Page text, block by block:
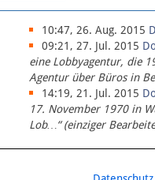
10:47, 26. Aug. 2015
09:21, 27. Jul. 2015
eine Lobbyagentur, die
Agentur über Büros in
14:19, 21. Jul. 2015
17. November 1970 in
Lob…“ (einziger